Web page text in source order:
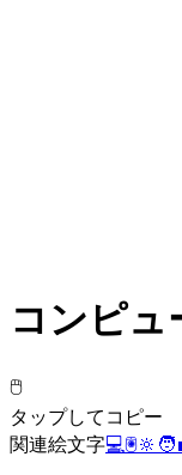
コンピュ
🖱️
タップしてコピー
関連絵文字💻🖲️🔆